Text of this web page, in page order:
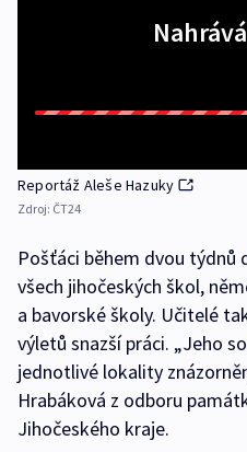
Reportáž Aleše Hazuky
Zdroj: ČT24
Pošťáci během dvou týdnů
všech jihočeských škol,
a bavorské školy. Učitelé
výletů snazší práci. „Jeho
jednotlivé lokality
Hrabáková z odboru
Jihočeského kraje.